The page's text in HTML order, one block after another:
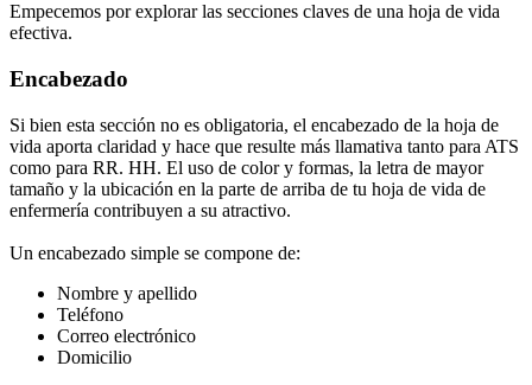
Empecemos por explorar las secciones claves de una hoja de vida
efectiva.
Encabezado
Si bien esta sección no es obligatoria, el encabezado de la hoja de
vida aporta claridad y hace que resulte más llamativa tanto para ATS
como para RR. HH. El uso de color y formas, la letra de mayor
tamaño y la ubicación en la parte de arriba de tu hoja de vida de
enfermería contribuyen a su atractivo.
Un encabezado simple se compone de:
Nombre y apellido
Teléfono
Correo electrónico
Domicilio